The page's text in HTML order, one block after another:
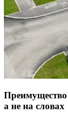
а не на словах